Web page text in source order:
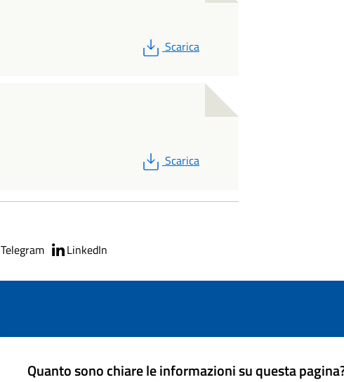
PDF
Scarica
PDF
Scarica
Telegram LinkedIn
Quanto sono chiare le informazioni su questa